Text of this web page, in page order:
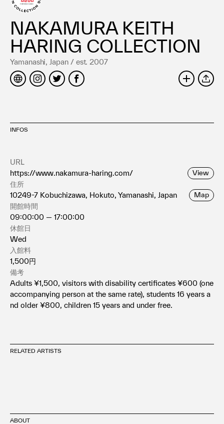
Terms of use
Privacy policy
Management company
Contact
NAKAMURA KEITH
HARING COLLECTION
Yamanashi, Japan / est. 2007
INFOS
URL
https://www.nakamura-haring.com/
View
住所
10249-7 Kobuchizawa, Hokuto, Yamanashi, Japan
Map
開館時間
09:00:00 — 17:00:00
休館日
Wed
入館料
1,500円
備考
Adults ¥1,500, visitors with disability certificates ¥600 (one
accompanying person at the same rate), students 16 years a
nd older ¥800, children 15 years and under free.
RELATED ARTISTS
ABOUT